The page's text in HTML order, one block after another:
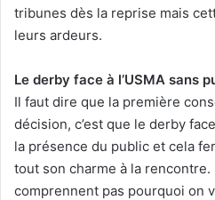
tribunes dès la reprise mais
leurs ardeurs.
Le derby face à l’USMA sans
Il faut dire que la première
décision, c’est que le derby
la présence du public et cela
tout son charme à la
comprennent pas pourquoi on